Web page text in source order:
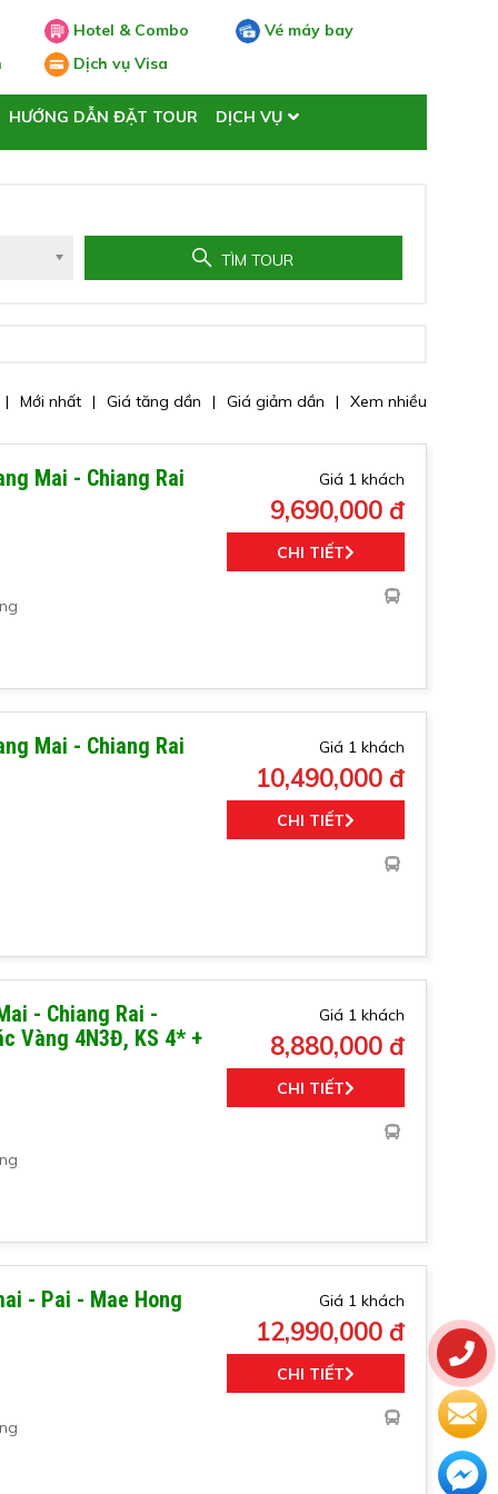
Hotel & Combo
Vé máy bay
Dịch vụ Visa
HƯỚNG DẪN ĐẶT TOUR DỊCH VỤ
TÌM TOUR
Mới nhất Giá tăng dần Giá giảm dần Xem nhiều
Mai - Chiang Rai Giá 1 khách
9,690,000 đ
CHI TIẾT
Mai - Chiang Rai Giá 1 khách
10,490,000 đ
CHI TIẾT
- Chiang Rai -
Vàng 4N3Đ, KS 4* +
Giá 1 khách
8,880,000 đ
CHI TIẾT
- Pai - Mae Hong Giá 1 khách
12,990,000 đ
CHI TIẾT